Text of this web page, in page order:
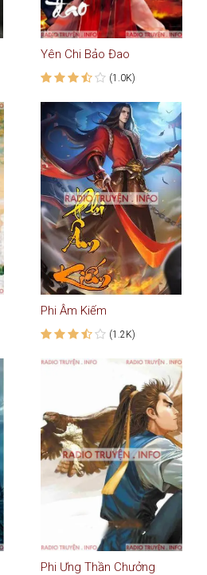
Yên Chi Bảo Đao
(1.0K)
Phi Âm Kiếm
(1.2K)
Phi Ưng Thần Chưởng